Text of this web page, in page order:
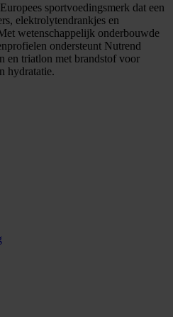
sportvoedingsmerk dat een
elektrolytendrankjes en
wetenschappelijk onderbouwde
ondersteunt Nutrend
en triatlon met brandstof voor
hydratatie.